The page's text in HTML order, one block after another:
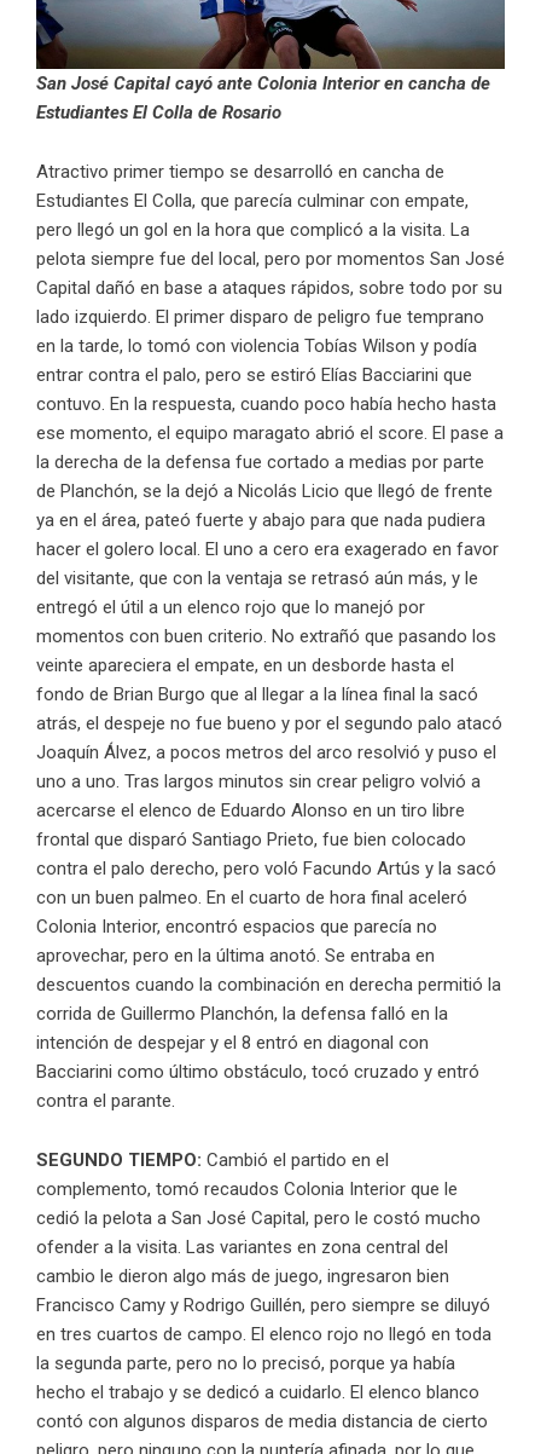
San José Capital cayó ante Colonia Interior en cancha de
Estudiantes El Colla de Rosario
Atractivo primer tiempo se desarrolló en cancha de
Estudiantes El Colla, que parecía culminar con empate,
pero llegó un gol en la hora que complicó a la visita. La
pelota siempre fue del local, pero por momentos San José
Capital dañó en base a ataques rápidos, sobre todo por su
lado izquierdo. El primer disparo de peligro fue temprano
en la tarde, lo tomó con violencia Tobías Wilson y podía
entrar contra el palo, pero se estiró Elías Bacciarini que
contuvo. En la respuesta, cuando poco había hecho hasta
ese momento, el equipo maragato abrió el score. El pase a
la derecha de la defensa fue cortado a medias por parte
de Planchón, se la dejó a Nicolás Licio que llegó de frente
ya en el área, pateó fuerte y abajo para que nada pudiera
hacer el golero local. El uno a cero era exagerado en favor
del visitante, que con la ventaja se retrasó aún más, y le
entregó el útil a un elenco rojo que lo manejó por
momentos con buen criterio. No extrañó que pasando los
veinte apareciera el empate, en un desborde hasta el
fondo de Brian Burgo que al llegar a la línea final la sacó
atrás, el despeje no fue bueno y por el segundo palo atacó
Joaquín Álvez, a pocos metros del arco resolvió y puso el
uno a uno. Tras largos minutos sin crear peligro volvió a
acercarse el elenco de Eduardo Alonso en un tiro libre
frontal que disparó Santiago Prieto, fue bien colocado
contra el palo derecho, pero voló Facundo Artús y la sacó
con un buen palmeo. En el cuarto de hora final aceleró
Colonia Interior, encontró espacios que parecía no
aprovechar, pero en la última anotó. Se entraba en
descuentos cuando la combinación en derecha permitió la
corrida de Guillermo Planchón, la defensa falló en la
intención de despejar y el 8 entró en diagonal con
Bacciarini como último obstáculo, tocó cruzado y entró
contra el parante.
SEGUNDO TIEMPO: Cambió el partido en el
complemento, tomó recaudos Colonia Interior que le
cedió la pelota a San José Capital, pero le costó mucho
ofender a la visita. Las variantes en zona central del
cambio le dieron algo más de juego, ingresaron bien
Francisco Camy y Rodrigo Guillén, pero siempre se diluyó
en tres cuartos de campo. El elenco rojo no llegó en toda
la segunda parte, pero no lo precisó, porque ya había
hecho el trabajo y se dedicó a cuidarlo. El elenco blanco
contó con algunos disparos de media distancia de cierto